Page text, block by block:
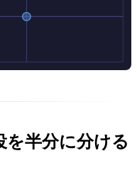
を半分に分ける